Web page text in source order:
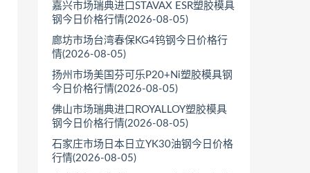
嘉兴市场瑞典进口STAVAX ESR塑胶模具
钢今日价格行情(2026-08-05)
廊坊市场台湾春保KG4钨钢今日价格行
情(2026-08-05)
扬州市场美国芬可乐P20+Ni塑胶模具钢
今日价格行情(2026-08-05)
佛山市场瑞典进口ROYALLOY塑胶模具
钢今日价格行情(2026-08-05)
石家庄市场日本日立YK30油钢今日价格
行情(2026-08-05)